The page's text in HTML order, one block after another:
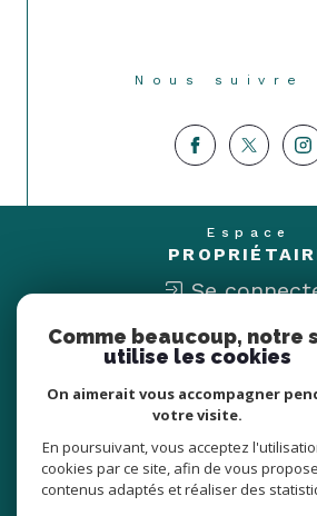
Nous suivre
Espace
Se
Nous
ADHÉRONS
Comme beaucoup, notre
utilise les cookies
On aimerait vous accompagner
votre visite.
En poursuivant, vous acceptez
cookies par ce site, afin de vous
contenus adaptés et réaliser des